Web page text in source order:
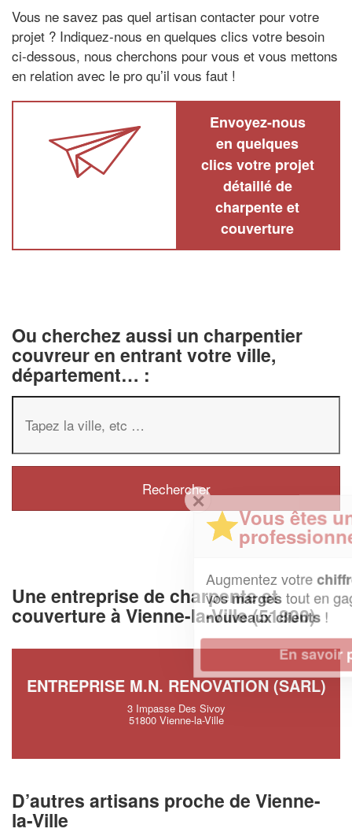
Vous ne savez pas quel artisan contacter pour votre
projet ? Indiquez-nous en quelques clics votre besoin
ci-dessous, nous cherchons pour vous et vous mettons
en relation avec le pro qu’il vous faut !
Envoyez-nous
en quelques
clics votre projet
détaillé de
charpente et
couverture
Ou cherchez aussi un charpentier
couvreur en entrant votre ville,
département… :
Une entreprise de charpente et
couverture à Vienne-la-Ville (51800)
ENTREPRISE M.N. RENOVATION (SARL)
3 Impasse Des Sivoy
51800 Vienne-la-Ville
D’autres artisans proche de Vienne-
la-Ville
Vous êtes un
professionnel ?
Augmentez votrechiffre d'affaireset
vosmargestout en gagnant de
nouveaux clients!
En savoir plus